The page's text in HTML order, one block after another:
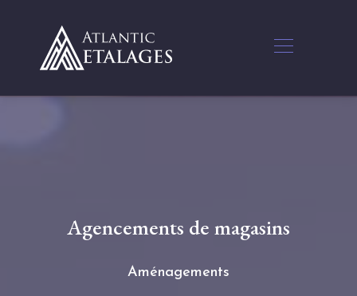
Agencements de magasins
Aménagements